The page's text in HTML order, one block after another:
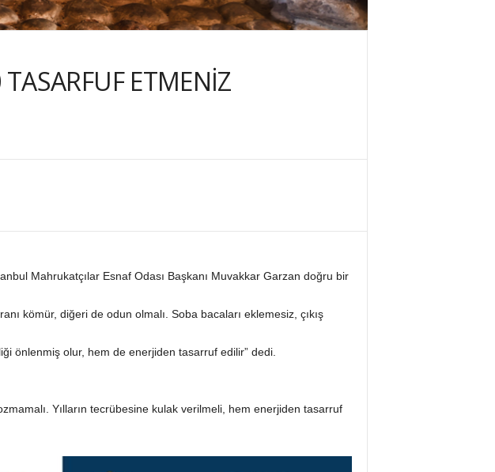
ETMENİZ
Mahrukatçılar Esnaf Odası Başkanı Muvakkar Garzan doğru bir
kömür, diğeri de odun olmalı. Soba bacaları eklemesiz, çıkış
önlenmiş olur, hem de enerjiden tasarruf edilir” dedi.
Yılların tecrübesine kulak verilmeli, hem enerjiden tasarruf